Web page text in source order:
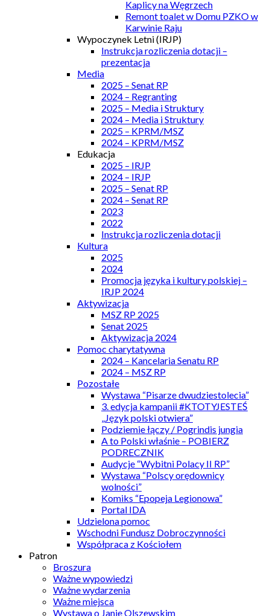
Kaplicy na Węgrzech
Remont toalet w Domu PZKO w
Karwinie Raju
Wypoczynek Letni (IRJP)
Instrukcja rozliczenia dotacji –
prezentacja
Media
2025 – Senat RP
2024 – Regranting
2025 – Media i Struktury
2024 – Media i Struktury
2025 – KPRM/MSZ
2024 – KPRM/MSZ
Edukacja
2025 – IRJP
2024 – IRJP
2025 – Senat RP
2024 – Senat RP
2023
2022
Instrukcja rozliczenia dotacji
Kultura
2025
2024
Promocja języka i kultury polskiej –
IRJP 2024
Aktywizacja
MSZ RP 2025
Senat 2025
Aktywizacja 2024
Pomoc charytatywna
2024 – Kancelaria Senatu RP
2024 – MSZ RP
Pozostałe
Wystawa “Pisarze dwudziestolecia”
3. edycja kampanii #KTOTYJESTEŚ
„Język polski otwiera”
Podziemie łączy / Pogrindis jungia
A to Polski właśnie – POBIERZ
PODRECZNIK
Audycje “Wybitni Polacy II RP”
Wystawa “Polscy orędownicy
wolności”
Komiks “Epopeja Legionowa”
Portal IDA
Udzielona pomoc
Wschodni Fundusz Dobroczynności
Współpraca z Kościołem
Patron
Broszura
Ważne wypowiedzi
Ważne wydarzenia
Ważne miejsca
Wystawa o Janie Olszewskim